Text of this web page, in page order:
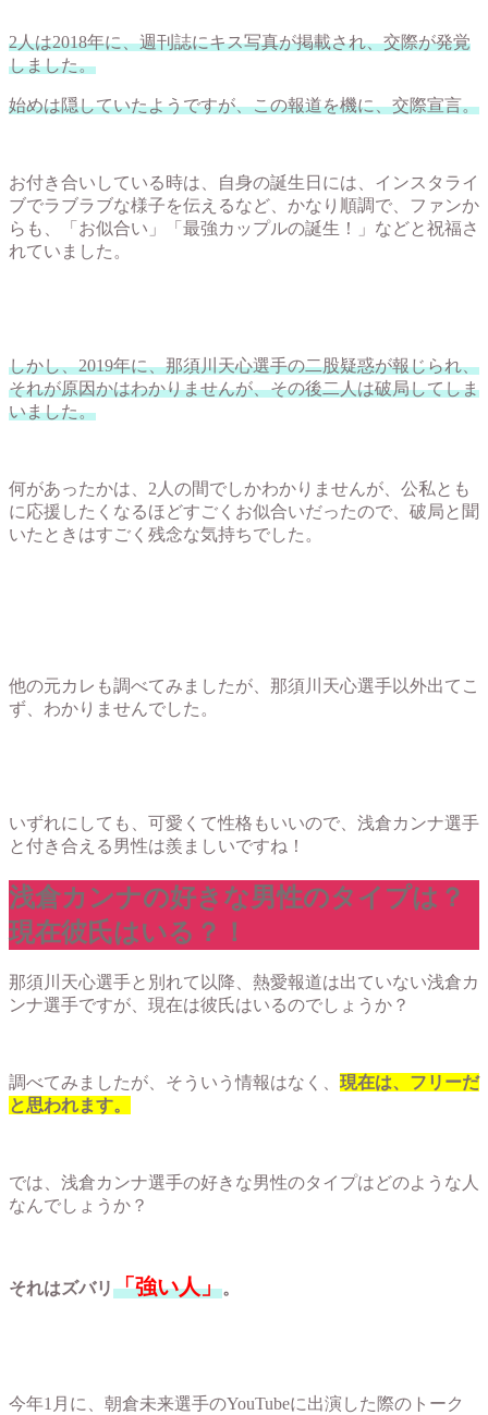
2人は2018年に、週刊誌にキス写真が掲載され、交際が発覚
しました。
始めは隠していたようですが、この報道を機に、交際宣言。
お付き合いしている時は、自身の誕生日には、インスタライ
ブでラブラブな様子を伝えるなど、かなり順調で、ファンか
らも、「お似合い」「最強カップルの誕生！」などと祝福さ
れていました。
しかし、2019年に、那須川天心選手の二股疑惑が報じられ、
それが原因かはわかりませんが、その後二人は破局してしま
いました。
何があったかは、2人の間でしかわかりませんが、公私とも
に応援したくなるほどすごくお似合いだったので、破局と聞
いたときはすごく残念な気持ちでした。
他の元カレも調べてみましたが、那須川天心選手以外出てこ
ず、わかりませんでした。
いずれにしても、可愛くて性格もいいので、浅倉カンナ選手
と付き合える男性は羨ましいですね！
浅倉カンナの好きな男性のタイプは？
現在彼氏はいる？！
那須川天心選手と別れて以降、熱愛報道は出ていない浅倉カ
ンナ選手ですが、現在は彼氏はいるのでしょうか？
調べてみましたが、そういう情報はなく、 現在は、フリーだ
と思われます。
では、浅倉カンナ選手の好きな男性のタイプはどのような人
なんでしょうか？
それはズバリ「強い人」。
今年1月に、朝倉未来選手のYouTubeに出演した際のトーク